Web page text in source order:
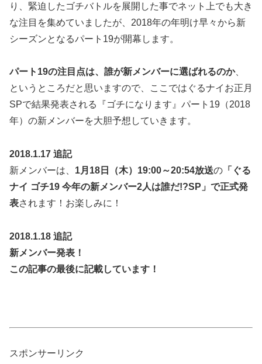
り、緊迫したゴチバトルを展開した事でネット上でも大き
な注目を集めていましたが、2018年の年明け早々から新
シーズンとなるパート19が開幕します。
パート19の注目点は、誰が新メンバーに選ばれるのか、
というところだと思いますので、ここではぐるナイお正月
SPで結果発表される『ゴチになります』パート19（2018
年）の新メンバーを大胆予想していきます。
2018.1.17 追記
新メンバーは、 1月18日（木）19:00～20:54放送の 「ぐる
ナイ ゴチ19 今年の新メンバー2人は誰だ!?SP」で正式発
表されます！お楽しみに！
2018.1.18 追記
新メンバー発表！
この記事の最後に記載しています！
スポンサーリンク